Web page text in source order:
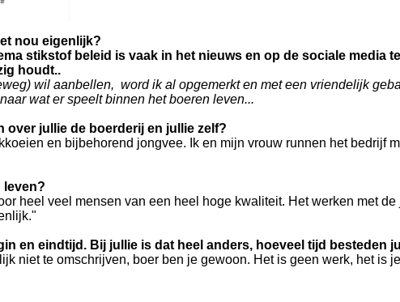
nou eigenlijk?
stikstof beleid is vaak in het nieuws en op de sociale
houdt..
wil aanbellen, word ik al opgemerkt en met een vriendelijk
wat er speelt binnen het boeren leven...
over jullie de boerderij en jullie zelf?
en bijbehorend jongvee. Ik en mijn vrouw runnen het bedrijf
leven?
heel veel mensen van een heel hoge kwaliteit. Het werken met
en eindtijd. Bij jullie is dat heel anders, hoeveel tijd besteden
niet te omschrijven, boer ben je gewoon. Het is geen werk, het is